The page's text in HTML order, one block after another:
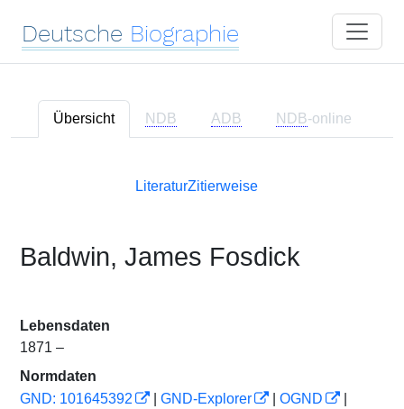
Deutsche Biographie
Übersicht NDB ADB NDB-online
LiteraturZitierweise
Baldwin, James Fosdick
Lebensdaten
1871 –
Normdaten
GND: 101645392
GND-Explorer OGND